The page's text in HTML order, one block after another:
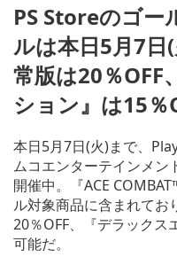
PS Storeのゴー
ルは本日5月7日
常版は20％OFF
ション』は15％
本日5月7日(火)まで、
ムコエンターテインメン
開催中。『ACE
ル対象商品に含まれてお
20％OFF、『デラックス
可能だ。